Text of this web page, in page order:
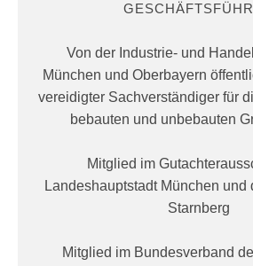
Von der Industrie- und
München und Oberbayern
vereidigter Sachverständiger für
bebauten und unbebauten
Mitglied im
Landeshauptstadt München und
Starnberg
Mitglied im Bundesverband